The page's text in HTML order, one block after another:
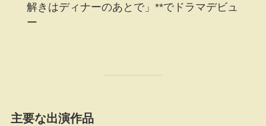
解きはディナーのあとで」**でドラマデビュ
ー
主要な出演作品